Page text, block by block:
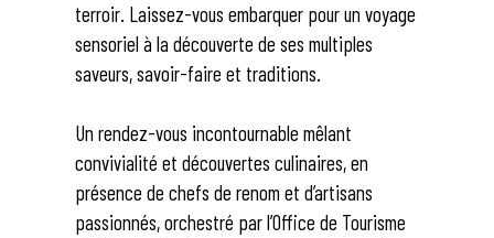
terroir. Laissez-vous embarquer pour un voyage
sensoriel à la découverte de ses multiples
saveurs, savoir-faire et traditions.
Un rendez-vous incontournable mêlant
convivialité et découvertes culinaires, en
présence de chefs de renom et d’artisans
passionnés, orchestré par l’Office de Tourisme